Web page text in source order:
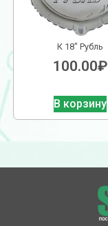
К 18″ Рубль
100.00₽
В корзину